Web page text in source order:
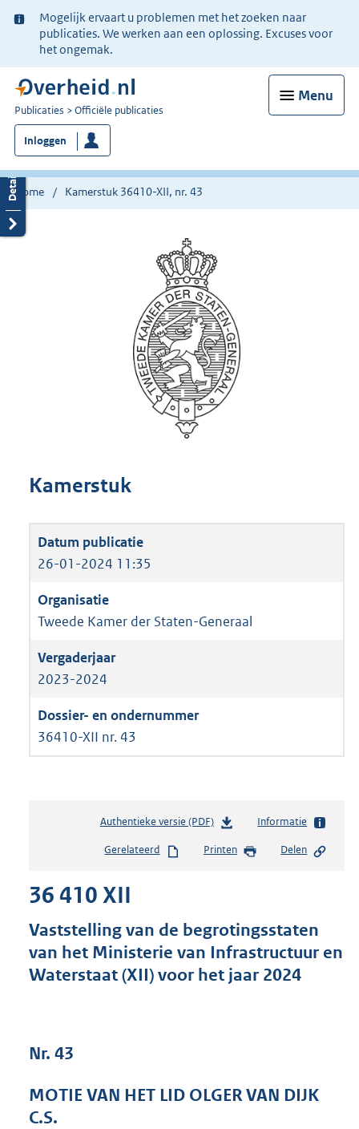
Ter
informatie:
Mogelijk ervaart u problemen met het zoeken naar
publicaties. We werken aan een oplossing. Excuses voor
het ongemak.
Menu
U
bent
nu
hier:
Publicaties Officiële publicaties
Inloggen
Home Kamerstuk 36410-XII, nr. 43
Kamerstuk
26-01-2024 11:35
Tweede Kamer der Staten-Generaal
2023-2024
36410-XII nr. 43
Authentieke versie (PDF)b
s
s
g
r
3
Informatie
Gerelateerd Printen Delen
36 410 XII
Vaststelling van de begrotingsstaten
van het Ministerie van Infrastructuur en
Waterstaat (XII) voor het jaar 2024
Nr. 43
MOTIE VAN HET LID OLGER VAN DIJK
C.S.